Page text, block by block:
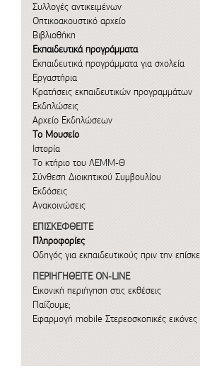
Συλλογές αντικειμένων
Οπτικοακουστικό αρχείο
Βιβλιοθήκη
Εκπαιδευτικά προγράμματα
Εκπαιδευτικά προγράμματα για σχολεία
Εργαστήρια
Κρατήσεις εκπαιδευτικών προγραμμάτων
Εκδηλώσεις
Αρχείο Εκδηλώσεων
Το Μουσείο
Ιστορία
Το κτήριο του ΛΕΜΜ-Θ
Σύνθεση Διοικητικού Συμβουλίου
Εκδόσεις
Ανακοινώσεις
ΕΠΙΣΚΕΦΘΕΙΤΕ
Πληροφορίες
Οδηγός για εκπαιδευτικούς πριν την
ΠΕΡΙΗΓΗΘΕΙΤΕ ON-LINE
Εικονική περιήγηση στις εκθέσεις
Παίζουμε;
Εφαρμογή mobile Στερεοσκοπικές εικόνες